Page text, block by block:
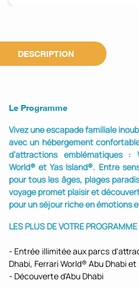
DESCRIPTION
Le Programme
Vivez une escapade familiale
avec un hébergement
d’attractions emblématiques :
World® et Yas Island®. Entre
pour tous les âges, plages
voyage promet plaisir et
pour un séjour riche en émotions
LES PLUS DE VOTRE PROGRAMME
- Entrée illimitée aux parcs
Dhabi, Ferrari World® Abu Dhabi et
- Découverte d'Abu Dhabi